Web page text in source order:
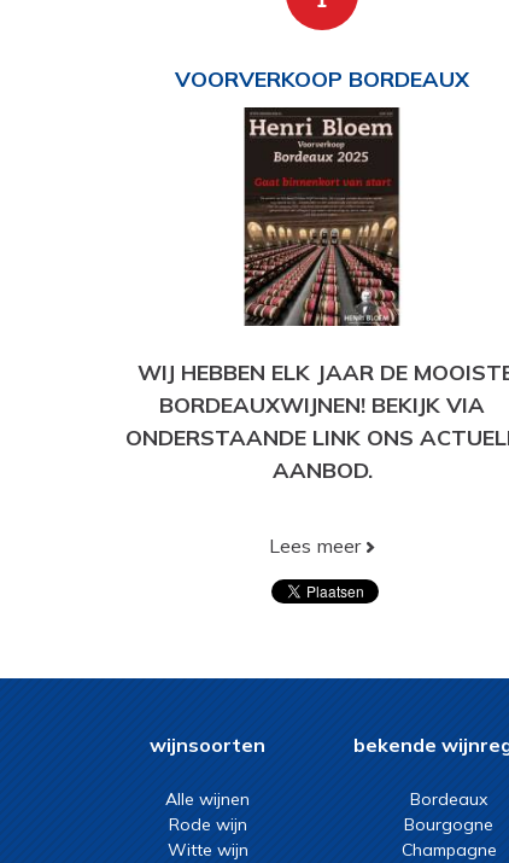
VOORVERKOOP BORDEAUX
WIJ HEBBEN ELK JAAR DE
BORDEAUXWIJNEN! BEKIJK VIA
ONDERSTAANDE LINK ONS
AANBOD.
Lees meer
wijnsoorten
Alle wijnen
Rode wijn
Witte wijn
bekende
Bordeaux
Bourgogne
Champagne